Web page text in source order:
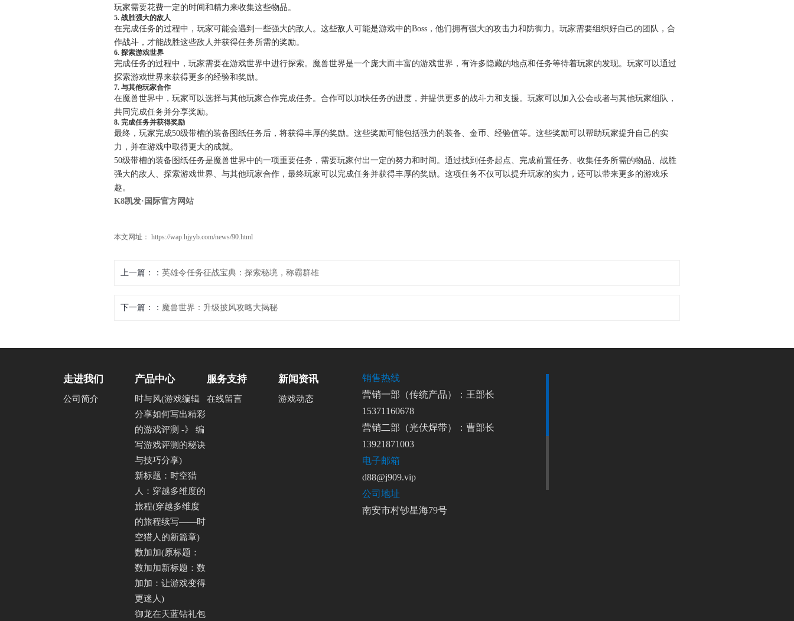
玩家需要花费一定的时间和精力来收集这些物品。
5. 战胜强大的敌人
在完成任务的过程中，玩家可能会遇到一些强大的敌人。这些敌人可能是游戏中的Boss，他们拥有强大的攻击力和防御力。玩家需要组织好自己的团队，合
作战斗，才能战胜这些敌人并获得任务所需的奖励。
6. 探索游戏世界
完成任务的过程中，玩家需要在游戏世界中进行探索。魔兽世界是一个庞大而丰富的游戏世界，有许多隐藏的地点和任务等待着玩家的发现。玩家可以通过
探索游戏世界来获得更多的经验和奖励。
7. 与其他玩家合作
在魔兽世界中，玩家可以选择与其他玩家合作完成任务。合作可以加快任务的进度，并提供更多的战斗力和支援。玩家可以加入公会或者与其他玩家组队，
共同完成任务并分享奖励。
8. 完成任务并获得奖励
最终，玩家完成50级带槽的装备图纸任务后，将获得丰厚的奖励。这些奖励可能包括强力的装备、金币、经验值等。这些奖励可以帮助玩家提升自己的实
力，并在游戏中取得更大的成就。
50级带槽的装备图纸任务是魔兽世界中的一项重要任务，需要玩家付出一定的努力和时间。通过找到任务起点、完成前置任务、收集任务所需的物品、战胜
强大的敌人、探索游戏世界、与其他玩家合作，最终玩家可以完成任务并获得丰厚的奖励。这项任务不仅可以提升玩家的实力，还可以带来更多的游戏乐
趣。
K8凯发·国际官方网站
本文网址： https://wap.hjyyb.com/news/90.html
上一篇： 英雄令任务征战宝典：探索秘境，称霸群雄
下一篇： 魔兽世界：升级披风攻略大揭秘
走进我们
公司简介
产品中心
时与风(游戏编辑
分享如何写出精彩
的游戏评测 -》 编
写游戏评测的秘诀
与技巧分享)
新标题：时空猎
人：穿越多维度的
旅程(穿越多维度
的旅程续写——时
空猎人的新篇章)
数加加(原标题：
数加加新标题：数
加加：让游戏变得
更迷人)
御龙在天蓝钻礼包
服务支持
在线留言
新闻资讯
游戏动态
销售热线
营销一部（传统产品）：王部长
15371160678
营销二部（光伏焊带）：曹部长
13921871003
电子邮箱
d88@j909.vip
公司地址
南安市村钞星海79号